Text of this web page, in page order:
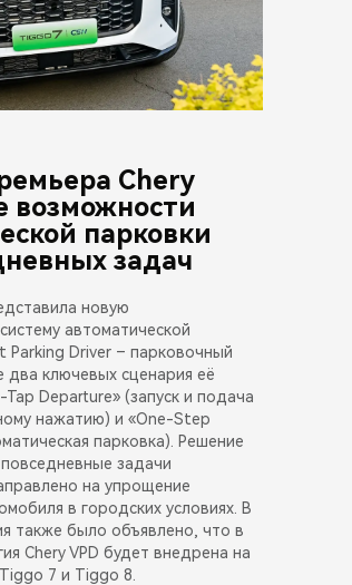
Chery
возможности
парковки
задач
новую
автоматической
Parking Driver – парковочный
два ключевых сценария её
Departure» (запуск и подача
нажатию) и «One-Step
парковка). Решение
задачи
на упрощение
в городских условиях. В
также было объявлено, что в
Chery VPD будет внедрена на
7 и Tiggo 8.